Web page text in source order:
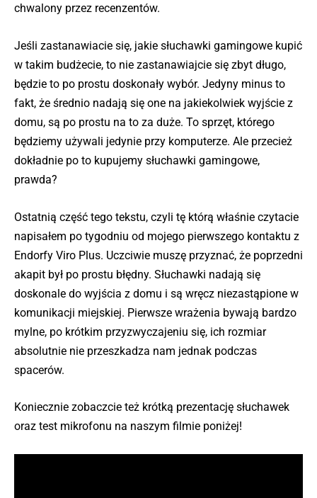
chwalony przez recenzentów.
Jeśli zastanawiacie się, jakie słuchawki gamingowe kupić
w takim budżecie, to nie zastanawiajcie się zbyt długo,
będzie to po prostu doskonały wybór. Jedyny minus to
fakt, że średnio nadają się one na jakiekolwiek wyjście z
domu, są po prostu na to za duże. To sprzęt, którego
będziemy używali jedynie przy komputerze. Ale przecież
dokładnie po to kupujemy słuchawki gamingowe,
prawda?
Ostatnią część tego tekstu, czyli tę którą właśnie czytacie
napisałem po tygodniu od mojego pierwszego kontaktu z
Endorfy Viro Plus. Uczciwie muszę przyznać, że poprzedni
akapit był po prostu błędny. Słuchawki nadają się
doskonale do wyjścia z domu i są wręcz niezastąpione w
komunikacji miejskiej. Pierwsze wrażenia bywają bardzo
mylne, po krótkim przyzwyczajeniu się, ich rozmiar
absolutnie nie przeszkadza nam jednak podczas
spacerów.
Koniecznie zobaczcie też krótką prezentację słuchawek
oraz test mikrofonu na naszym filmie poniżej!